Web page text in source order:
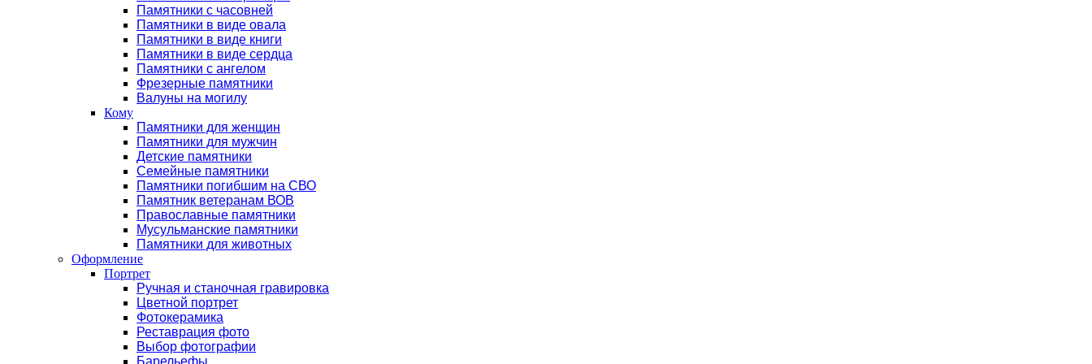
Памятники с часовней
Памятники в виде овала
Памятники в виде книги
Памятники в виде сердца
Памятники с ангелом
Фрезерные памятники
Валуны на могилу
Кому
Памятники для женщин
Памятники для мужчин
Детские памятники
Семейные памятники
Памятники погибшим на СВО
Памятник ветеранам ВОВ
Православные памятники
Мусульманские памятники
Памятники для животных
Оформление
Портрет
Ручная и станочная гравировка
Цветной портрет
Фотокерамика
Реставрация фото
Выбор фотографии
Барельефы